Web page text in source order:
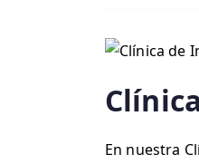
En nuestra